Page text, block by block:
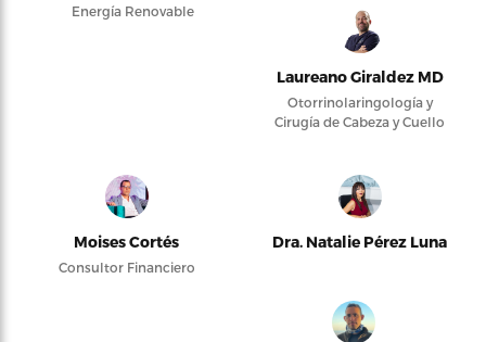
Energía Renovable
Laureano Giraldez MD
Otorrinolaringología y
Cirugía de Cabeza y Cuello
Moises Cortés
Consultor Financiero
Dra. Natalie Pérez Luna